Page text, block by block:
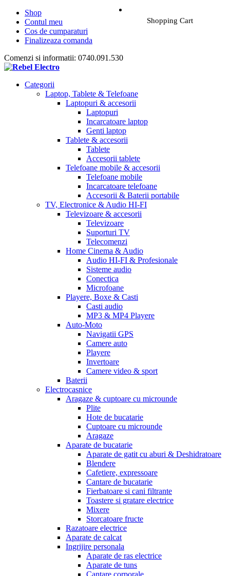
Shop
Contul meu
Cos de cumparaturi
Finalizeaza comanda
Comenzi si informatii: 0740.091.530
Categorii
Laptop, Tablete & Telefoane
Laptopuri & accesorii
Laptopuri
Incarcatoare laptop
Genti laptop
Tablete & accesorii
Tablete
Accesorii tablete
Telefoane mobile & accesorii
Telefoane mobile
Incarcatoare telefoane
Accesorii & Baterii portabile
TV, Electronice & Audio HI-FI
Televizoare & accesorii
Televizoare
Suporturi TV
Telecomenzi
Home Cinema & Audio
Audio HI-FI & Profesionale
Sisteme audio
Conectica
Microfoane
Playere, Boxe & Casti
Casti audio
MP3 & MP4 Playere
Auto-Moto
Navigatii GPS
Camere auto
Playere
Invertoare
Camere video & sport
Baterii
Electrocasnice
Aragaze & cuptoare cu microunde
Plite
Hote de bucatarie
Cuptoare cu microunde
Aragaze
Aparate de bucatarie
Aparate de gatit cu aburi & Deshidratoare
Blendere
Cafetiere, expressoare
Cantare de bucatarie
Fierbatoare si cani filtrante
Toastere si gratare electrice
Mixere
Storcatoare fructe
Razatoare electrice
Aparate de calcat
Ingrijire personala
Aparate de ras electrice
Aparate de tuns
Cantare corporale
Shopping Cart